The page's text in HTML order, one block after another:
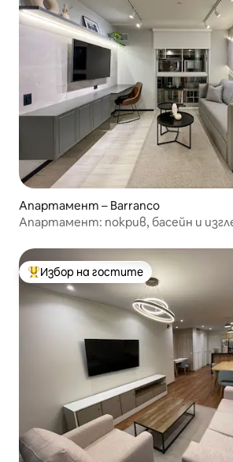
Апартамент – Barranco
Апартамент: покрив, басейн и
Най-популярен избор на гостите
Избор на гостите